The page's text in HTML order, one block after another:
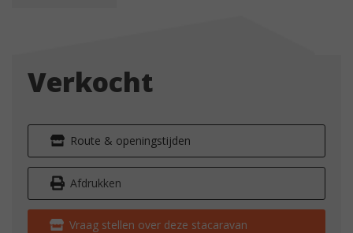
Verkocht
Route & openingstijden
Afdrukken
Vraag stellen over deze stacaravan